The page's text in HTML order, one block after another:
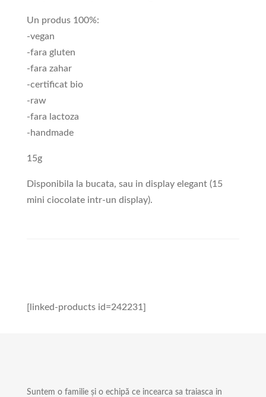
Un produs 100%:
-vegan
-fara gluten
-fara zahar
-certificat bio
-raw
-fara lactoza
-handmade
15g
Disponibila la bucata, sau in display elegant (15
mini ciocolate intr-un display).
[linked-products id=242231]
Suntem o familie și o echipă ce incearca sa traiasca in